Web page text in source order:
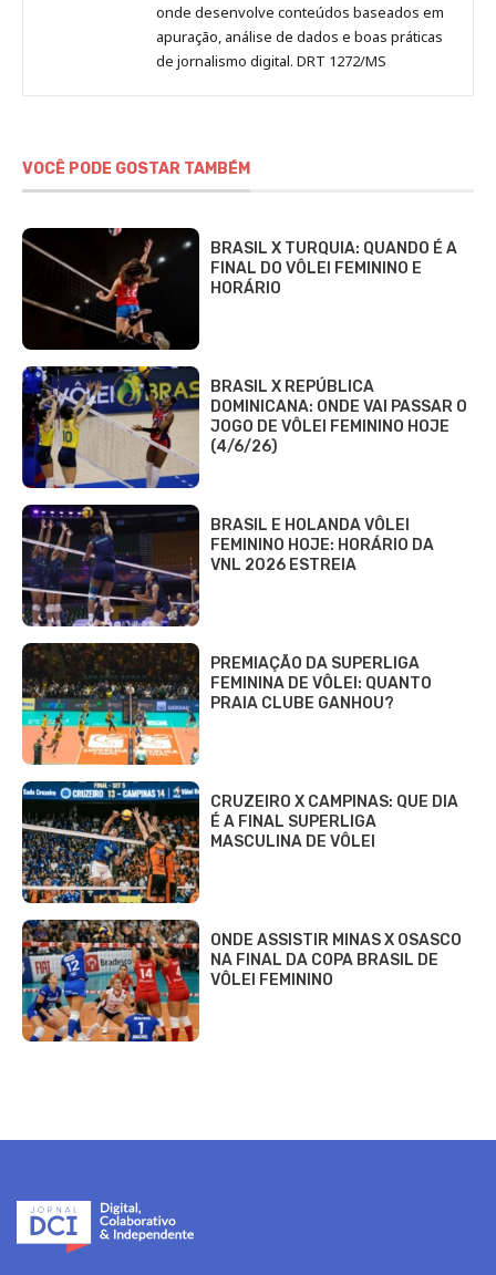
onde desenvolve conteúdos baseados em
apuração, análise de dados e boas práticas
de jornalismo digital. DRT 1272/MS
VOCÊ PODE GOSTAR TAMBÉM
BRASIL X TURQUIA: QUANDO É A
FINAL DO VÔLEI FEMININO E
HORÁRIO
BRASIL X REPÚBLICA
DOMINICANA: ONDE VAI PASSAR O
JOGO DE VÔLEI FEMININO HOJE
(4/6/26)
BRASIL E HOLANDA VÔLEI
FEMININO HOJE: HORÁRIO DA
VNL 2026 ESTREIA
PREMIAÇÃO DA SUPERLIGA
FEMININA DE VÔLEI: QUANTO
PRAIA CLUBE GANHOU?
CRUZEIRO X CAMPINAS: QUE DIA
É A FINAL SUPERLIGA
MASCULINA DE VÔLEI
ONDE ASSISTIR MINAS X OSASCO
NA FINAL DA COPA BRASIL DE
VÔLEI FEMININO